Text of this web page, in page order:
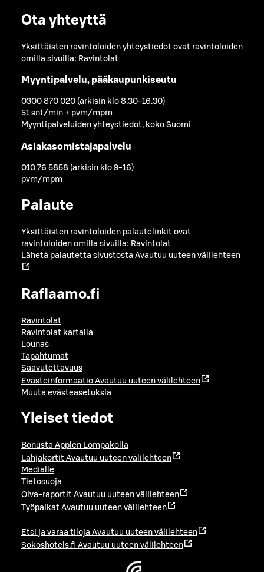
Ota yhteyttä
Yksittäisten ravintoloiden yhteystiedot ovat ravintoloiden
omilla sivuilla: Ravintolat
Myyntipalvelu, pääkaupunkiseutu
0300 870 020 (arkisin klo 8.30-16.30)
51 snt/min + pvm/mpm
Myyntipalveluiden yhteystiedot, koko Suomi
Asiakasomistajapalvelu
010 76 5858 (arkisin klo 9-16)
pvm/mpm
Palaute
Yksittäisten ravintoloiden palautelinkit ovat
ravintoloiden omilla sivuilla: Ravintolat
Lähetä palautetta sivustosta Avautuu uuteen välilehteen
Raflaamo.fi
Ravintolat
Ravintolat kartalla
Lounas
Tapahtumat
Saavutettavuus
Evästeinformaatio Avautuu uuteen välilehteen
Muuta evästeasetuksia
Yleiset tiedot
Bonusta Applen Lompakolla
Lahjakortit Avautuu uuteen välilehteen
Medialle
Tietosuoja
Oiva-raportit Avautuu uuteen välilehteen
Työpaikat Avautuu uuteen välilehteen
Etsi ja varaa tiloja Avautuu uuteen välilehteen
Sokoshotels.fi Avautuu uuteen välilehteen